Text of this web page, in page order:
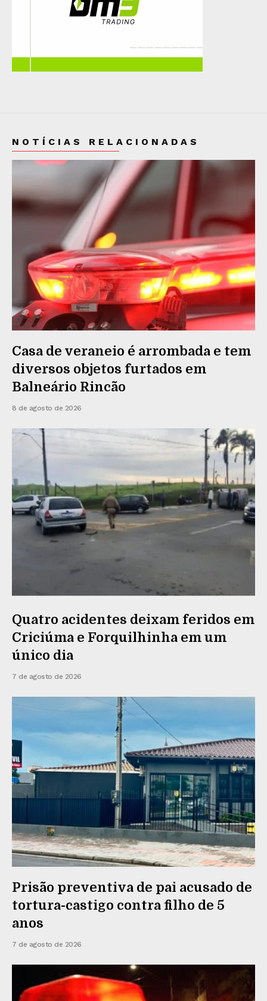
NOTÍCIAS RELACIONADAS
Casa de veraneio é arrombada e tem
diversos objetos furtados em
Balneário Rincão
8 de agosto de 2026
Quatro acidentes deixam feridos em
Criciúma e Forquilhinha em um
único dia
7 de agosto de 2026
Prisão preventiva de pai acusado de
tortura-castigo contra filho de 5
anos
7 de agosto de 2026